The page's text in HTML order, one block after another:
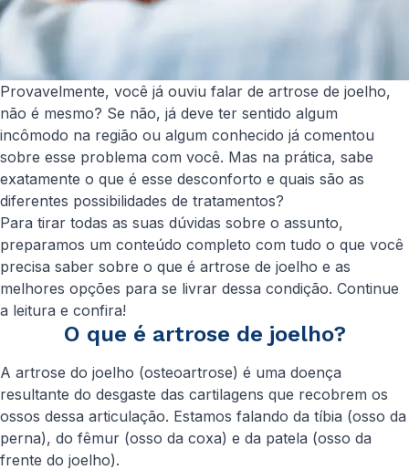
Provavelmente, você já ouviu falar de artrose de joelho,
não é mesmo? Se não, já deve ter sentido algum
incômodo na região ou algum conhecido já comentou
sobre esse problema com você. Mas na prática, sabe
exatamente o que é esse desconforto e quais são as
diferentes possibilidades de tratamentos?
Para tirar todas as suas dúvidas sobre o assunto,
preparamos um conteúdo completo com tudo o que você
precisa saber sobre o que é artrose de joelho e as
melhores opções para se livrar dessa condição. Continue
a leitura e confira!
O que é artrose de joelho?
A artrose do joelho (osteoartrose) é uma doença
resultante do desgaste das cartilagens que recobrem os
ossos dessa articulação. Estamos falando da tíbia (osso da
perna), do fêmur (osso da coxa) e da patela (osso da
frente do joelho).